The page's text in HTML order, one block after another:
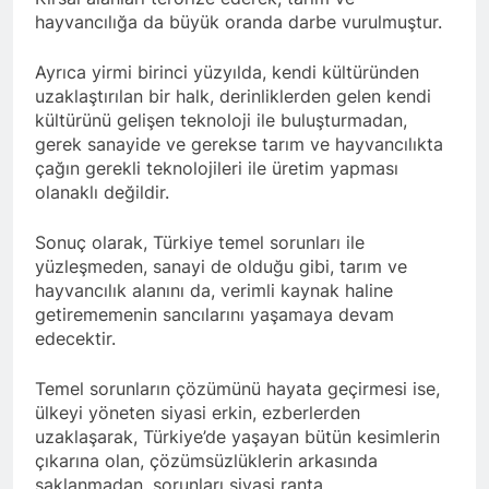
Günü’nü HAK-PAR Ankara il
örgütü Kemal Burkay’ın
Konferansı; Düzgün
KAPLAN; Kürtler
etrafında birleşmeli
HAK-PAR Heyeti, Kürdistan
federe hükümeti Viyana
temsilciliğini ziyaret etti
1 Yıl Ago
HAK-PAR Heyeti Viyana 9.
Bölge Belediye başkanı
Saya Ahmed ile görüştü
Günü Kutlu Olsun;
Türkçenin yanı sıra, Kürtçe
de resmi dil olsun.
1 Yıl Ago
Büyük BEKO (Bekir
SAYDAM) yaşama veda
etti.
1 Yıl Ago
eğmeyeceklerini ilan eden
Şeyh Said ve 47 arkadaşını
saygıyla anıyoruz
1 Yıl Ago
13’ê Sibata 1925’an em Şêx
Seîd û 47 hevalên wî yên ku
gotin ew ê tu carî serî li ber
1 Yıl Ago
hayvancılığa da büyük oranda darbe vurulmuştur.
Ayrıca yirmi birinci yüzyılda, kendi kültüründen
uzaklaştırılan bir halk, derinliklerden gelen kendi
kültürünü gelişen teknoloji ile buluşturmadan,
gerek sanayide ve gerekse tarım ve hayvancılıkta
çağın gerekli teknolojileri ile üretim yapması
olanaklı değildir.
Sonuç olarak, Türkiye temel sorunları ile
yüzleşmeden, sanayi de olduğu gibi, tarım ve
hayvancılık alanını da, verimli kaynak haline
getirememenin sancılarını yaşamaya devam
edecektir.
Temel sorunların çözümünü hayata geçirmesi ise,
ülkeyi yöneten siyasi erkin, ezberlerden
uzaklaşarak, Türkiye’de yaşayan bütün kesimlerin
çıkarına olan, çözümsüzlüklerin arkasında
saklanmadan, sorunları siyasi ranta